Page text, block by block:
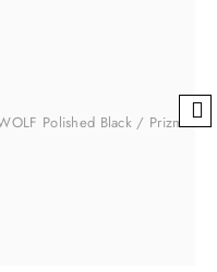
Polished Black / Prizm